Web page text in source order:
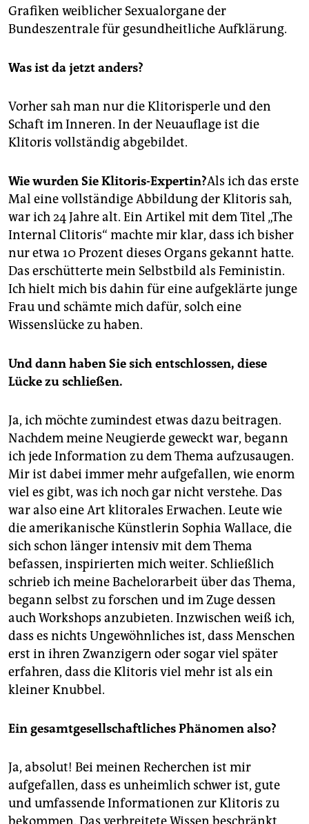
Grafiken weiblicher Sexualorgane der
Bundeszentrale für gesundheitliche Aufklärung.
Was ist da jetzt anders?
Vorher sah man nur die Klitorisperle und den
Schaft im Inneren. In der Neuauflage ist die
Klitoris vollständig abgebildet.
Wie wurden Sie Klitoris-Expertin?Als ich das erste
Mal eine vollständige Abbildung der Klitoris sah,
war ich 24 Jahre alt. Ein Artikel mit dem Titel „The
Internal Clitoris“ machte mir klar, dass ich bisher
nur etwa 10 Prozent dieses Organs gekannt hatte.
Das erschütterte mein Selbstbild als Feministin.
Ich hielt mich bis dahin für eine aufgeklärte junge
Frau und schämte mich dafür, solch eine
Wissenslücke zu haben.
Und dann haben Sie sich entschlossen, diese
Lücke zu schließen.
Ja, ich möchte zumindest etwas dazu beitragen.
Nachdem meine Neugierde geweckt war, begann
ich jede ­Information zu dem Thema aufzu­saugen.
Mir ist dabei immer mehr ­aufgefallen, wie enorm
viel es gibt, was ich noch gar nicht verstehe. Das
war also eine Art klitorales Erwachen. Leute wie
die amerikanische Künstlerin Sophia Wallace, die
sich schon länger intensiv mit dem Thema
befassen, inspirierten mich weiter. Schließlich
schrieb ich meine Bachelorarbeit über das Thema,
begann selbst zu forschen und im Zuge dessen
auch Workshops anzubieten. Inzwischen weiß ich,
dass es nichts Ungewöhnliches ist, dass Menschen
erst in ihren Zwanzigern oder sogar viel später
erfahren, dass die Klitoris viel mehr ist als ein
kleiner Knubbel.
Ein gesamtgesellschaftliches Phänomen also?
Ja, absolut! Bei meinen Recherchen ist mir
aufgefallen, dass es unheimlich schwer ist, gute
und umfassende Informationen zur Klitoris zu